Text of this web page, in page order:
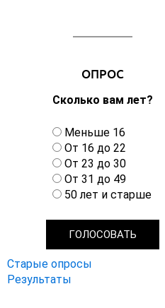
ОПРОС
Сколько вам лет?
В
а
р
и
а
Меньше 16
От 16 до 22
От 23 до 30
От 31 до 49
50 лет и старше
Старые опросы
Результаты